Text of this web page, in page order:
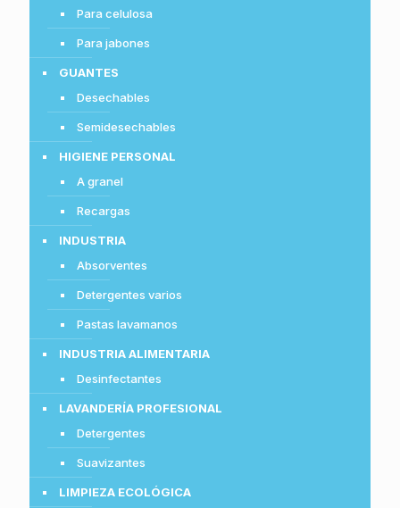
Para celulosa
Para jabones
GUANTES
Desechables
Semidesechables
HIGIENE PERSONAL
A granel
Recargas
INDUSTRIA
Absorventes
Detergentes varios
Pastas lavamanos
INDUSTRIA ALIMENTARIA
Desinfectantes
LAVANDERÍA PROFESIONAL
Detergentes
Suavizantes
LIMPIEZA ECOLÓGICA